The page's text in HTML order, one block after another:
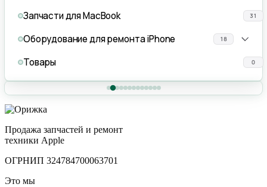
Запчасти для MacBook 31
Оборудование для ремонта iPhone 18
Товары 0
Продажа запчастей и ремонт
техники Apple
ОГРНИП 324784700063701
Это мы